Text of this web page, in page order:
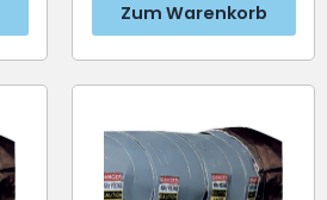
Zum Warenkorb